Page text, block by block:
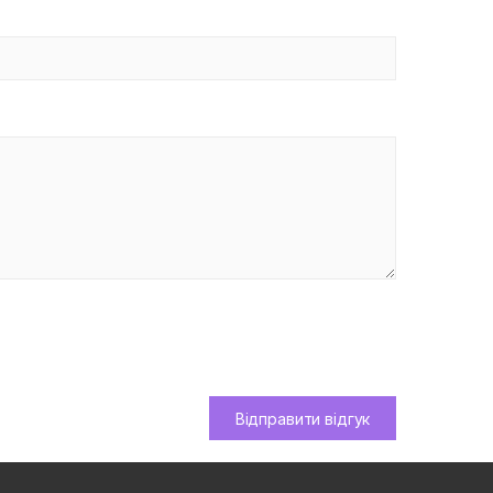
Відправити відгук